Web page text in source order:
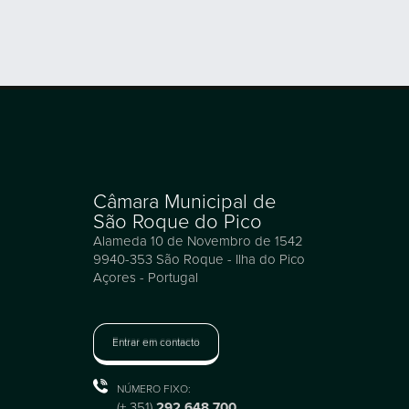
Câmara Municipal de
São Roque do Pico
Alameda 10 de Novembro de 1542
9940-353 São Roque - Ilha do Pico
Açores - Portugal
Entrar em contacto
NÚMERO FIXO: